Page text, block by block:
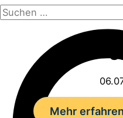
Zum
Inhalt
Suchen
nach:
Mehr erfahren